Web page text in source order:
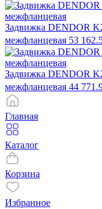
Задвижка DENDOR
межфланцевая 53
Задвижка DENDOR
межфланцевая 44
Главная
Каталог
Корзина
Избранное